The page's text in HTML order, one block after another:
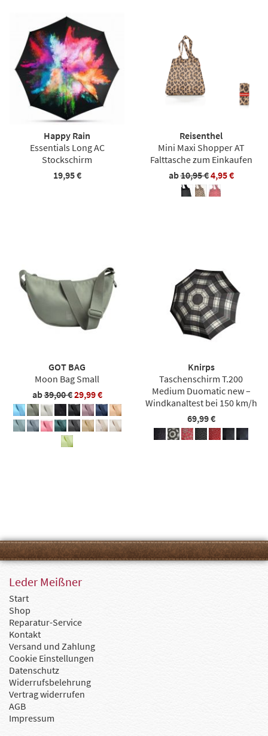
Happy Rain
Essentials Long AC
Stockschirm
19,95 €
Reisenthel
Mini Maxi Shopper AT
Falttasche zum Einkaufen
ab10,95 €4,95 €
GOT BAG
Moon Bag Small
ab39,00 €29,99 €
Knirps
Taschenschirm T.200
Medium Duomatic new –
Windkanaltest bei 150 km/h
69,99 €
Leder Meißner
Start
Shop
Reparatur-Service
Kontakt
Versand und Zahlung
Cookie Einstellungen
Datenschutz
Widerrufsbelehrung
Vertrag widerrufen
AGB
Impressum